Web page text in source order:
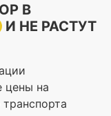
В
И НЕ РАСТУТ
цены на
транспорта